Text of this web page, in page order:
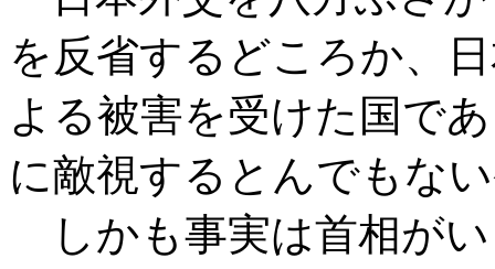
を反省するどころか、
よる被害を受けた国で
に敵視するとんでもな
しかも事実は首相が